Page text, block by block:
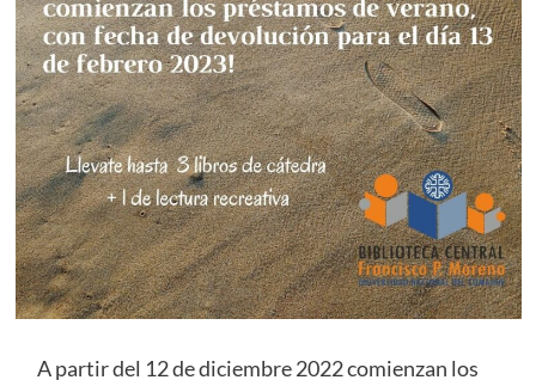
A partir del 12 de diciembre 2022 comienzan los